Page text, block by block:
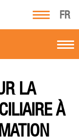
FR
LA
À